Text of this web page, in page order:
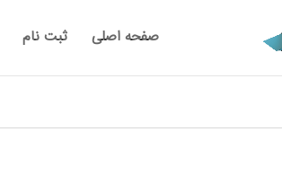
صفحه اصلی ثبت نام